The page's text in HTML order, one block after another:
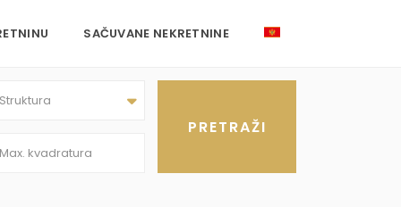
SAČUVANE NEKRETNINE
Struktura